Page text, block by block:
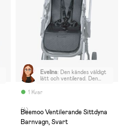
1 Kvar
Evelina: Den kändes väldigt
lätt och ventilerad. Den
varmare dagar. Upplevde
(4)
Beemoo Ventilerande Sittdyna
Barnvagn, Svart